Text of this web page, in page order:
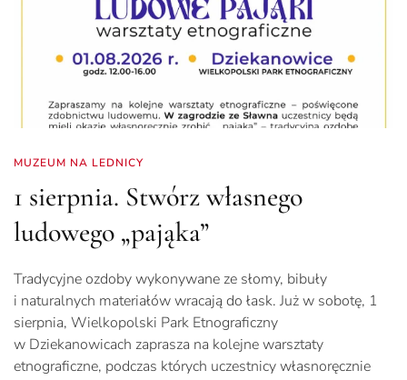
MUZEUM NA LEDNICY
1 sierpnia. Stwórz własnego
ludowego „pająka”
Tradycyjne ozdoby wykonywane ze słomy, bibuły
i naturalnych materiałów wracają do łask. Już w sobotę, 1
sierpnia, Wielkopolski Park Etnograficzny
w Dziekanowicach zaprasza na kolejne warsztaty
etnograficzne, podczas których uczestnicy własnoręcznie